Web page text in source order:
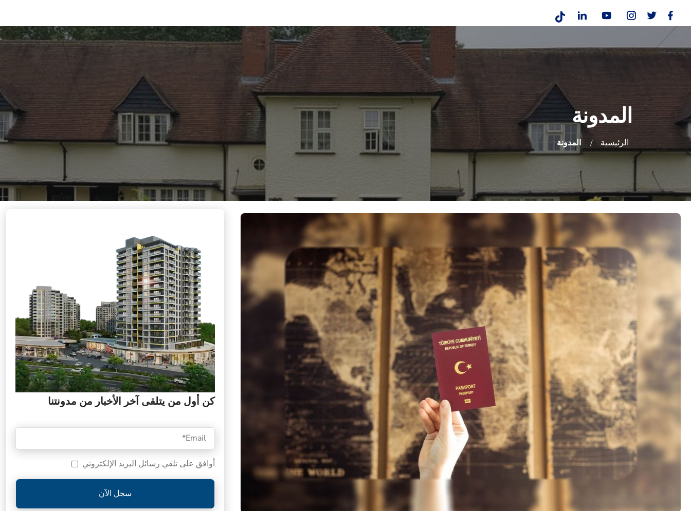
المدونة
الرئيسية المدونة
كن أول من يتلقى آخر الأخبار من مدونتنا
أوافق على تلقي رسائل البريد الإلكتروني
سجل الآن